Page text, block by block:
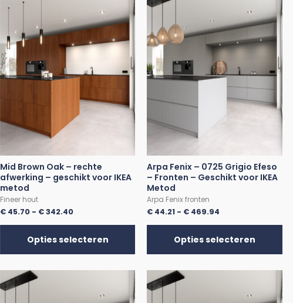
Mid Brown Oak – rechte
afwerking – geschikt voor IKEA
metod
Fineer hout
€ 45.70 - €342.40
Opties selecteren
Arpa Fenix – 0725 Grigio Efeso
– Fronten – Geschikt voor IKEA
Metod
Arpa Fenix fronten
€ 44.21 - € 469.94
Opties selecteren